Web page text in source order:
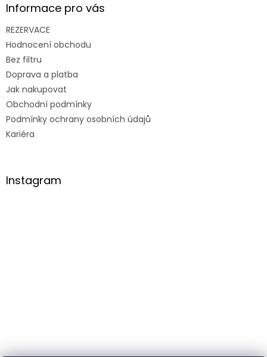
Informace pro vás
REZERVACE
Hodnocení obchodu
Bez filtru
Doprava a platba
Jak nakupovat
Obchodní podmínky
Podmínky ochrany osobních údajů
Kariéra
Instagram